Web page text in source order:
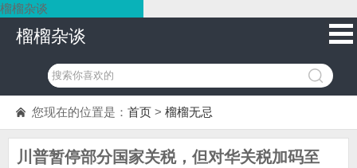
榴榴杂谈
榴榴杂谈
您现在的位置是： 首页 > 榴榴无忌
川普暂停部分国家关税，但对华关税加码至